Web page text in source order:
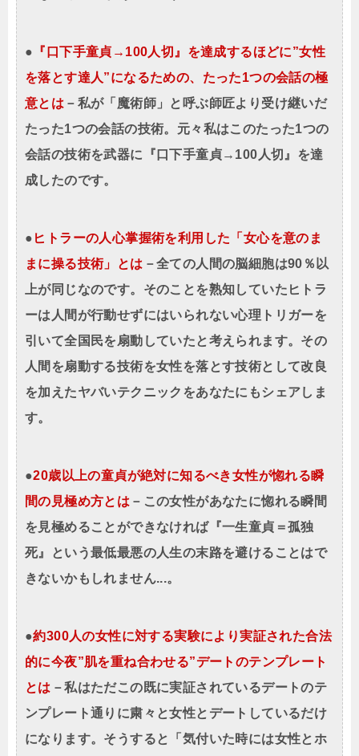
● 『口下手童貞→100人切』を達成するほどに”女性
を落とす達人”になるための、たった1つの会話の極
意とは －私が「魔術師」と呼ぶ師匠より受け継いだ
たった1つの会話の技術。元々私はこのたった1つの
会話の技術を武器に『口下手童貞→100人切』を達
成したのです。
● ヒトラーの人心掌握術を利用した「女心を意のま
まに操る技術」とは －全ての人間の脳細胞は90％以
上が同じなのです。そのことを熟知していたヒトラ
ーは人間が行動せずにはいられない心理トリガーを
引いて全国民を扇動していたと考えられます。その
人間を扇動する技術を女性を落とす技術として改良
を加えたヤバいテクニックをあなたにもシェアしま
す。
●20歳以上の童貞が絶対に知るべき女性が惚れる瞬
間の見極め方とは －この女性があなたに惚れる瞬間
を見極めることができなければ『一生童貞＝孤独
死』という最低最悪の人生の末路を避けることはで
きないかもしれません...。
●約300人の女性に対する実験により実証された合法
的に今夜”肌を重ね合わせる”デートのテンプレート
とは －私はただこの既に実証されているデートのテ
ンプレート通りに粛々と女性とデートしているだけ
になります。そうすると「気付いた時には女性とホ